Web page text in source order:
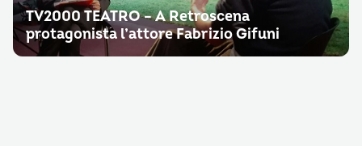
TV2000 TEATRO – A Retroscena
protagonista l’attore Fabrizio Gifuni